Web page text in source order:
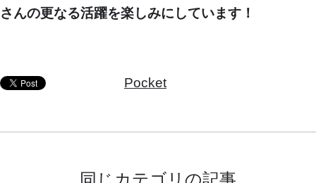
さんの更なる活躍を楽しみにしています！
Pocket